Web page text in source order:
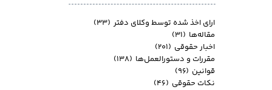
ارای اخذ شده توسط وکلای دفتر (۳۳)
مقاله‌ها (۳۱)
اخبار حقوقی (۲۰۱)
مقررات و دستورالعمل‌ها (۱۳۸)
قوانین (۹۶)
نکات حقوقی (۴۶)